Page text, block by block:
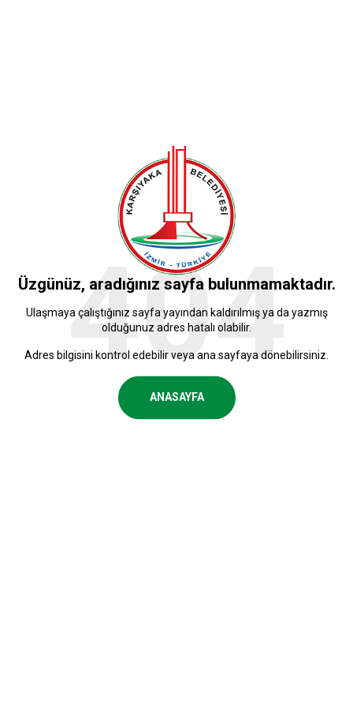
404
Üzgünüz, aradığınız sayfa bulunmamaktadır.
Ulaşmaya çalıştığınız sayfa yayından kaldırılmış ya da yazmış
olduğunuz adres hatalı olabilir.
Adres bilgisini kontrol edebilir veya ana sayfaya dönebilirsiniz.
ANASAYFA